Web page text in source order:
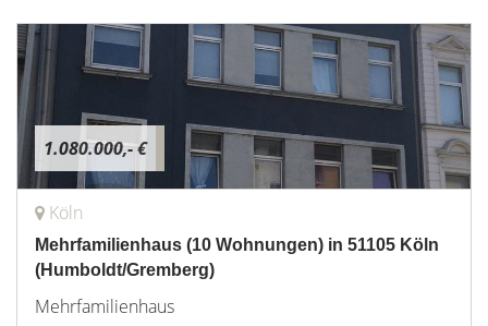
1.080.000,- €
Köln
Mehrfamilienhaus (10 Wohnungen) in 51105 Köln
(Humboldt/Gremberg)
Mehrfamilienhaus